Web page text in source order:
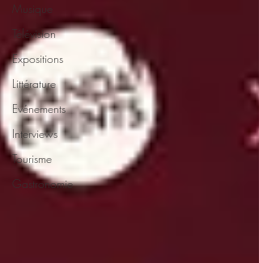
Musique
Télévision
Expositions
Littérature
Evénements
Interviews
Tourisme
Gastronomie